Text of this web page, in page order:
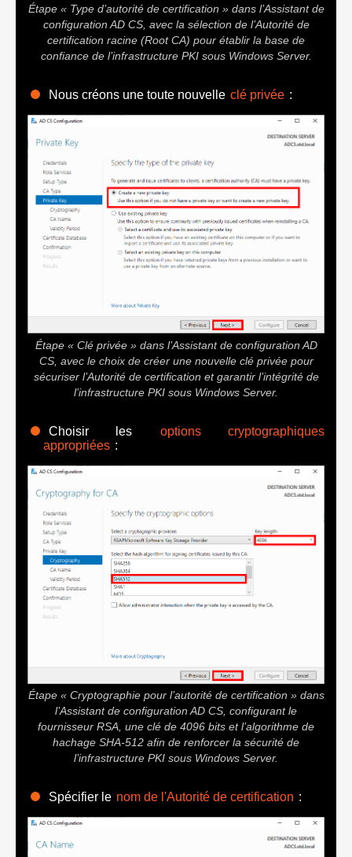
Étape « Type d’autorité de certification » dans l’Assistant de
configuration AD CS, avec la sélection de l’Autorité de
certification racine (Root CA) pour établir la base de
confiance de l’infrastructure PKI sous Windows Server.
Nous créons une toute nouvelle clé privée :
Étape « Clé privée » dans l’Assistant de configuration AD
CS, avec le choix de créer une nouvelle clé privée pour
sécuriser l’Autorité de certification et garantir l’intégrité de
l’infrastructure PKI sous Windows Server.
Choisir les
options cryptographiques
appropriées :
Étape « Cryptographie pour l’autorité de certification » dans
l’Assistant de configuration AD CS, configurant le
fournisseur RSA, une clé de 4096 bits et l’algorithme de
hachage SHA-512 afin de renforcer la sécurité de
l’infrastructure PKI sous Windows Server.
Spécifier le nom de l'Autorité de certification :